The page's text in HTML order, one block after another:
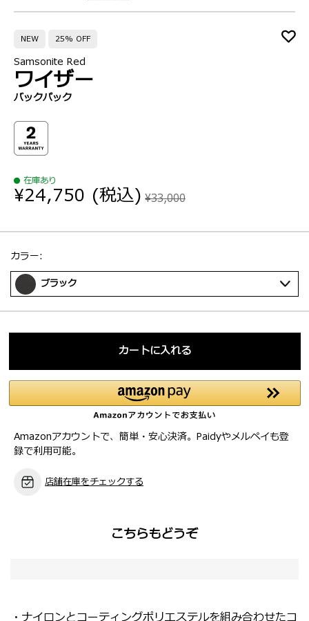
NEW 25% OFF
Samsonite Red
ワイザー
バックパック
在庫あり
¥33,000
¥24,750 (税込)
選択：
カラー:
ブラック
カートに入れる
Amazonアカウントで、簡単・安心決済。Paidyやメルペイも登
録で利用可能。
店舗在庫をチェックする
こちらもどうぞ